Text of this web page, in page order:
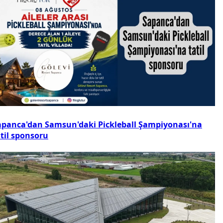
Samsun'daki Pickleball Şampiyonası'na
sponsoru